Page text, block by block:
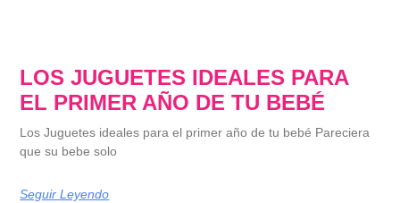
LOS JUGUETES IDEALES PARA
EL PRIMER AÑO DE TU BEBÉ
Los Juguetes ideales para el primer año de tu bebé Pareciera
que su bebe solo
Seguir Leyendo